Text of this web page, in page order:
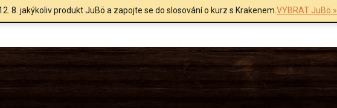
8. jakýkoliv produkt JuBö a zapojte se do slosování o kurz s Krakenem.VYBRAT JuBö »